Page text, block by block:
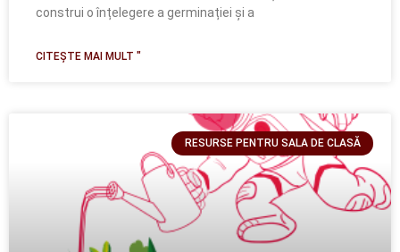
construi o înțelegere a germinației și a
CITEȘTE MAI MULT "
RESURSE PENTRU SALA DE CLASĂ